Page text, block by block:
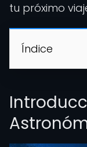
tu próximo
Índice